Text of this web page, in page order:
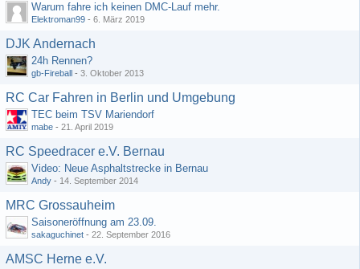
Warum fahre ich keinen DMC-Lauf mehr.
Elektroman99 - 6. März 2019
DJK Andernach
24h Rennen?
gb-Fireball - 3. Oktober 2013
RC Car Fahren in Berlin und Umgebung
TEC beim TSV Mariendorf
mabe - 21. April 2019
RC Speedracer e.V. Bernau
Video: Neue Asphaltstrecke in Bernau
Andy - 14. September 2014
MRC Grossauheim
Saisoneröffnung am 23.09.
sakaguchinet - 22. September 2016
AMSC Herne e.V.